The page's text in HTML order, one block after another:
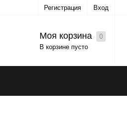
Регистрация Вход
Моя корзина
0
В корзине пусто